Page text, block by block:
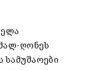
ღონეს
სამუშაოები